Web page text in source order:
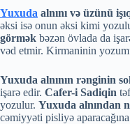
Yuxuda alnını və üzünü
əksi isə onun əksi kimi
görmək bəzən övlada da
vəd etmir. Kirmaninin
Yuxuda alnının rənginin
işarə edir. Cafer-i Sadiqin
yozulur. Yuxuda alnından
cəmiyyəti pisliyə